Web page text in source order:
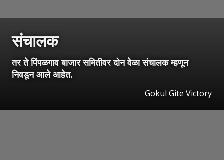
संचालक
तर ते पिंपळगाव बाजार समितीवर दोन वेळा संचालक म्हणून
निवडून आले आहेत.
Gokul Gite Victory